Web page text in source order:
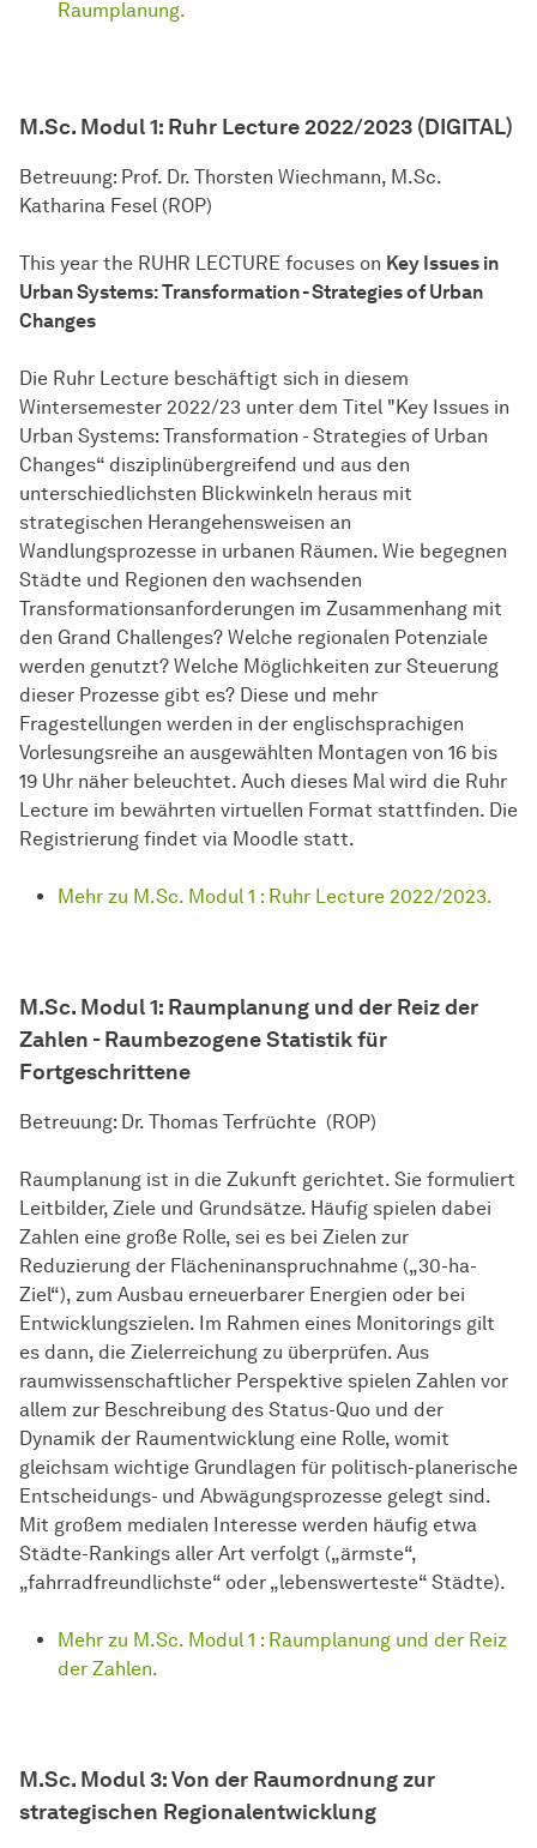
Raumplanung.
M.Sc. Modul 1: Ruhr Lecture 2022/2023 (DIGITAL)
Betreuung: Prof. Dr. Thorsten Wiechmann, M.Sc.
Katharina Fesel (ROP)
This year the RUHR LECTURE focuses on Key Issues in
Urban Systems: Transformation - Strategies of Urban
Changes
Die Ruhr Lecture beschäftigt sich in diesem
Wintersemester 2022/23 unter dem Titel "Key Issues in
Urban Systems: Transformation - Strategies of Urban
Changes“ disziplinübergreifend und aus den
unterschiedlichsten Blickwinkeln heraus mit
strategischen Herangehensweisen an
Wandlungsprozesse in urbanen Räumen. Wie begegnen
Städte und Regionen den wachsenden
Transformationsanforderungen im Zusammenhang mit
den Grand Challenges? Welche regionalen Potenziale
werden genutzt? Welche Möglichkeiten zur Steuerung
dieser Prozesse gibt es? Diese und mehr
Fragestellungen werden in der englischsprachigen
Vorlesungsreihe an ausgewählten Montagen von 16 bis
19 Uhr näher beleuchtet. Auch dieses Mal wird die Ruhr
Lecture im bewährten virtuellen Format stattfinden. Die
Registrierung findet via Moodle statt.
Mehr zu M.Sc. Modul 1 : Ruhr Lecture 2022/2023.
M.Sc. Modul 1: Raumplanung und der Reiz der
Zahlen - Raumbezogene Statistik für
Fortgeschrittene
Betreuung: Dr. Thomas Terfrüchte (ROP)
Raumplanung ist in die Zukunft gerichtet. Sie formuliert
Leitbilder, Ziele und Grundsätze. Häufig spielen dabei
Zahlen eine große Rolle, sei es bei Zielen zur
Reduzierung der Flächeninanspruchnahme („30-ha-
Ziel“), zum Ausbau erneuerbarer Energien oder bei
Entwicklungszielen. Im Rahmen eines Monitorings gilt
es dann, die Zielerreichung zu überprüfen. Aus
raumwissenschaftlicher Perspektive spielen Zahlen vor
allem zur Beschreibung des Status-Quo und der
Dynamik der Raumentwicklung eine Rolle, womit
gleichsam wichtige Grundlagen für politisch-planerische
Entscheidungs- und Abwägungsprozesse gelegt sind.
Mit großem medialen Interesse werden häufig etwa
Städte-Rankings aller Art verfolgt („ärmste“,
„fahrradfreundlichste“ oder „lebenswerteste“ Städte).
Mehr zu M.Sc. Modul 1 : Raumplanung und der Reiz
der Zahlen.
M.Sc. Modul 3:Von der Raumordnung zur
strategischen Regionalentwicklung